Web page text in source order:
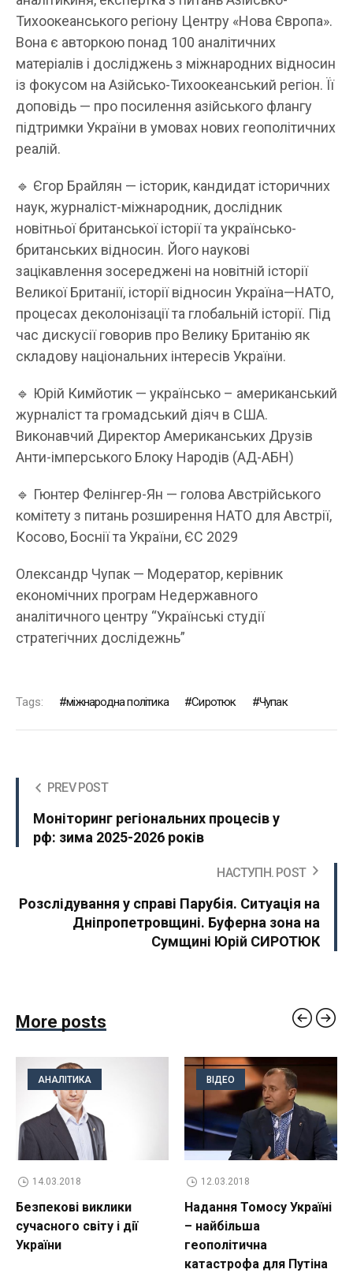
Тихоокеанського регіону Центру «Нова Європа».
Вона є авторкою понад 100 аналітичних
матеріалів і досліджень з міжнародних відносин
із фокусом на Азійсько-Тихоокеанський регіон. Її
доповідь — про посилення азійського флангу
підтримки України в умовах нових геополітичних
реалій.
🔹 Єгор Брайлян — історик, кандидат історичних
наук, журналіст-міжнародник, дослідник
новітньої британської історії та українсько-
британських відносин. Його наукові
зацікавлення зосереджені на новітній історії
Великої Британії, історії відносин Україна—НАТО,
процесах деколонізації та глобальній історії. Під
час дискусії говорив про Велику Британію як
складову національних інтересів України.
🔹 Юрій Кимйотик — українсько – американський
журналіст та громадський діяч в США.
Виконавчий Директор Американських Друзів
Анти-імперського Блоку Народів (АД-АБН)
🔹 Гюнтер Фелінгер-Ян — голова Австрійського
комітету з питань розширення НАТО для Австрії,
Косово, Боснії та України, ЄС 2029
Олександр Чупак — Модератор, керівник
економічних програм Недержавного
аналітичного центру “Українські студії
стратегічних дослідежнь”
Tags: міжнародна політика Сиротюк Чупак
PREV POST
Моніторинг регіональних процесів у
рф: зима 2025-2026 років
НАСТУПН. POST
Розслідування у справі Парубія. Ситуація на
Дніпропетровщині. Буферна зона на
Сумщині Юрій СИРОТЮК
More posts
АНАЛІТИКА
14.03.2018
Безпекові виклики
сучасного світу і дії
України
ВІДЕО
12.03.2018
Надання Томосу Україні
– найбільша
геополітична
катастрофа для Путіна